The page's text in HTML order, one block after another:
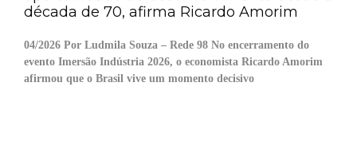
década de 70, afirma Ricardo Amorim
04/2026 Por Ludmila Souza – Rede 98 No encerramento do
evento Imersão Indústria 2026, o economista Ricardo Amorim
afirmou que o Brasil vive um momento decisivo